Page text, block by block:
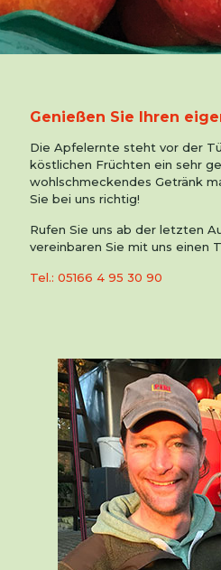
Genießen Sie Ihren
Die Apfelernte steht vor der
köstlichen Früchten ein sehr
wohlschmeckendes Getränk
Sie bei uns richtig!
Rufen Sie uns ab der letzten
vereinbaren Sie mit uns einen
Tel.: 05166 4 95 30 90